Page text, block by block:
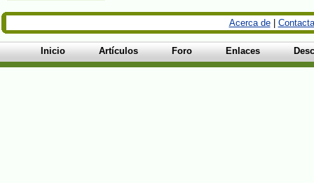
Acerca de|
Inicio Artículos Foro Enlaces